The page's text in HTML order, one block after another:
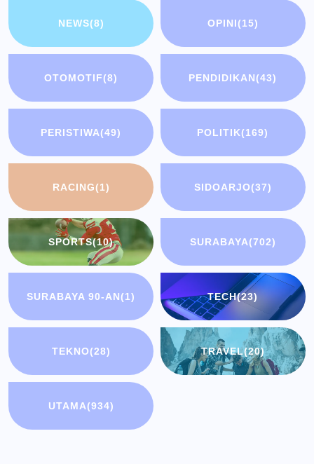
NEWS(8) OPINI(15)
OTOMOTIF(8) PENDIDIKAN(43)
PERISTIWA(49) POLITIK(169)
RACING(1) SIDOARJO(37)
SPORTS(10) SURABAYA(702)
SURABAYA 90-AN(1) TECH(23)
TEKNO(28) TRAVEL(20)
UTAMA(934)